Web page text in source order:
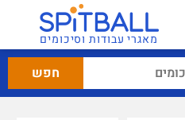
מאגרי עבודות וסיכומים